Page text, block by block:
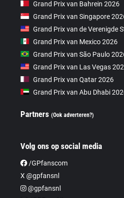
Grand Prix van Bahrein 2026
Grand Prix van Singapore
Grand Prix van de Verenigde
Grand Prix van Mexico 2026
Grand Prix van São Paulo
Grand Prix van Las Vegas
Grand Prix van Qatar 2026
Grand Prix van Abu Dhabi
Partners(Ook adverteren?)
Volg ons op social media
/GPfanscom
X @gpfansnl
@gpfansnl